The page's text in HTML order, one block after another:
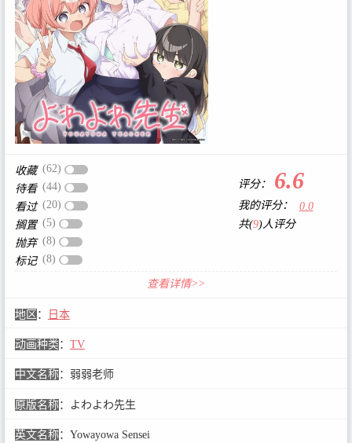
收藏 (62)
待看 (44)
看过 (20)
搁置 (5)
抛弃 (8)
标记 (8)
评分： 6.6
我的评分：
0.0
共(9)人评分
查看详情>>
地区 ： 日本
动画种类 ： TV
中文名称： 弱弱老师
原版名称： よわよわ先生
英文名称： Yowayowa Sensei